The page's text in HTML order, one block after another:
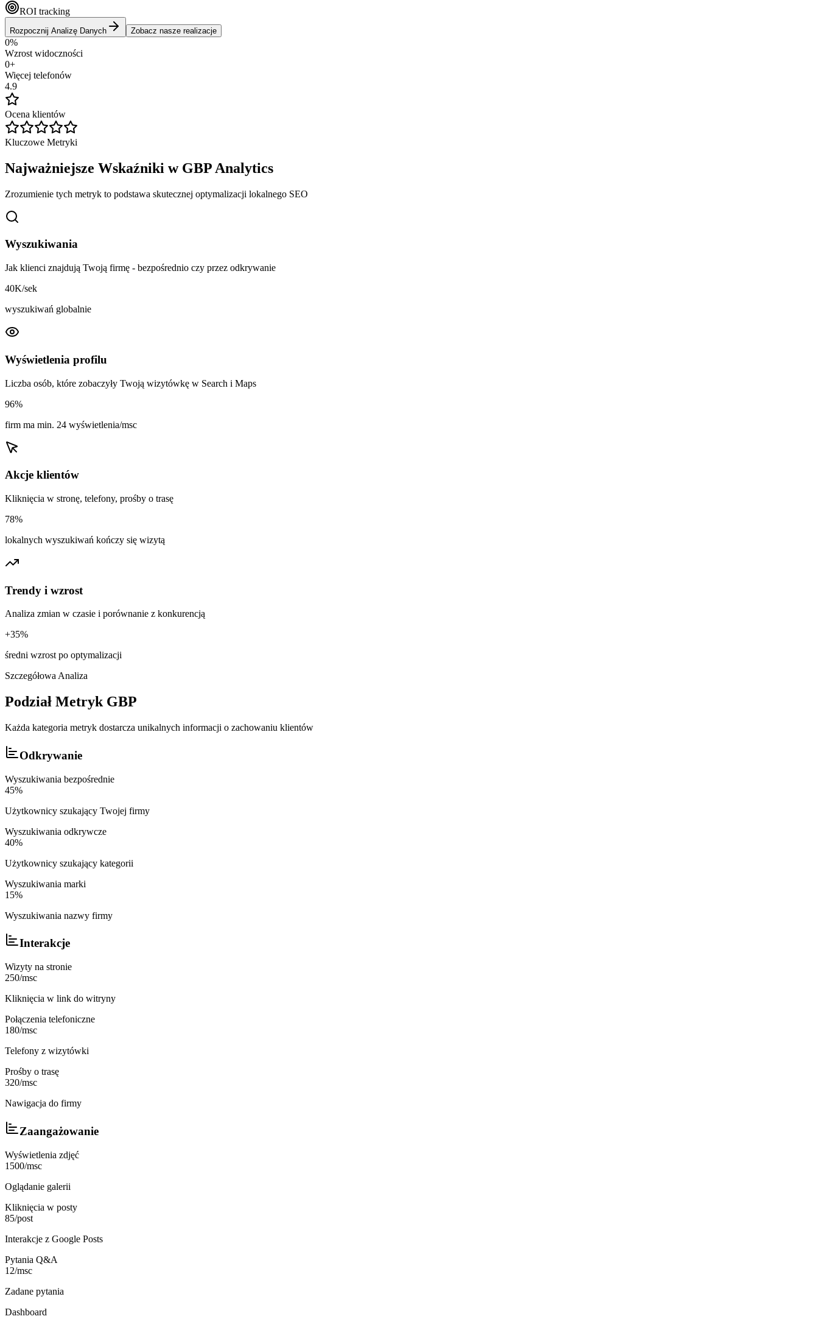
ROI tracking
Rozpocznij Analizę Danych Zobacz nasze realizacje
0%
Wzrost widoczności
0+
Więcej telefonów
4.9
Ocena klientów
Kluczowe Metryki
Najważniejsze Wskaźniki w GBP Analytics
Zrozumienie tych metryk to podstawa skutecznej optymalizacji lokalnego SEO
Wyszukiwania
Jak klienci znajdują Twoją firmę - bezpośrednio czy przez odkrywanie
40K/sek
wyszukiwań globalnie
Wyświetlenia profilu
Liczba osób, które zobaczyły Twoją wizytówkę w Search i Maps
96%
firm ma min. 24 wyświetlenia/msc
Akcje klientów
Kliknięcia w stronę, telefony, prośby o trasę
78%
lokalnych wyszukiwań kończy się wizytą
Trendy i wzrost
Analiza zmian w czasie i porównanie z konkurencją
+35%
średni wzrost po optymalizacji
Szczegółowa Analiza
Podział Metryk GBP
Każda kategoria metryk dostarcza unikalnych informacji o zachowaniu klientów
Odkrywanie
Wyszukiwania bezpośrednie
45%
Użytkownicy szukający Twojej firmy
Wyszukiwania odkrywcze
40%
Użytkownicy szukający kategorii
Wyszukiwania marki
15%
Wyszukiwania nazwy firmy
Interakcje
Wizyty na stronie
250/msc
Kliknięcia w link do witryny
Połączenia telefoniczne
180/msc
Telefony z wizytówki
Prośby o trasę
320/msc
Nawigacja do firmy
Zaangażowanie
Wyświetlenia zdjęć
1500/msc
Oglądanie galerii
Kliknięcia w posty
85/post
Interakcje z Google Posts
Pytania Q&A
12/msc
Zadane pytania
Dashboard